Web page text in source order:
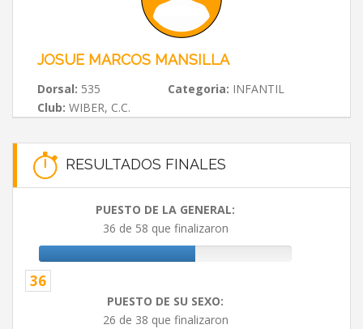
JOSUE MARCOS MANSILLA
Dorsal: 535 Categoria: INFANTIL
Club: WIBER, C.C.
RESULTADOS FINALES
PUESTO DE LA GENERAL:
36 de 58 que finalizaron
36
PUESTO DE SU SEXO:
26 de 38 que finalizaron